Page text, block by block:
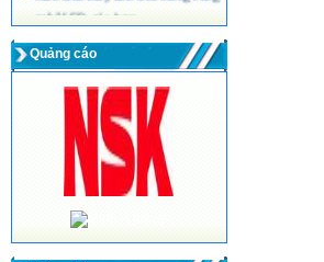
nghệ LED của Acer
Quảng cáo